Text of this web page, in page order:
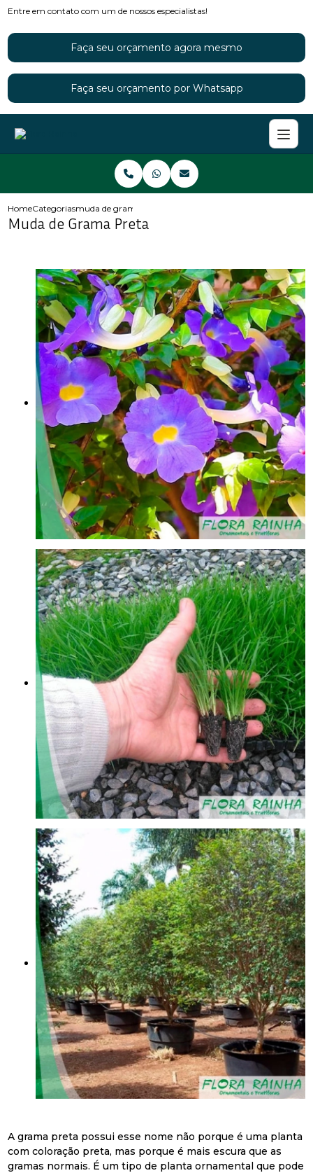
Entre em contato com um de nossos especialistas!
Faça seu orçamento agora mesmo
Faça seu orçamento por Whatsapp
HomeCategoriasmuda de grama preta
Muda de Grama Preta
A grama preta possui esse nome não porque é uma planta
com coloração preta, mas porque é mais escura que as
gramas normais. É um tipo de planta ornamental que pode